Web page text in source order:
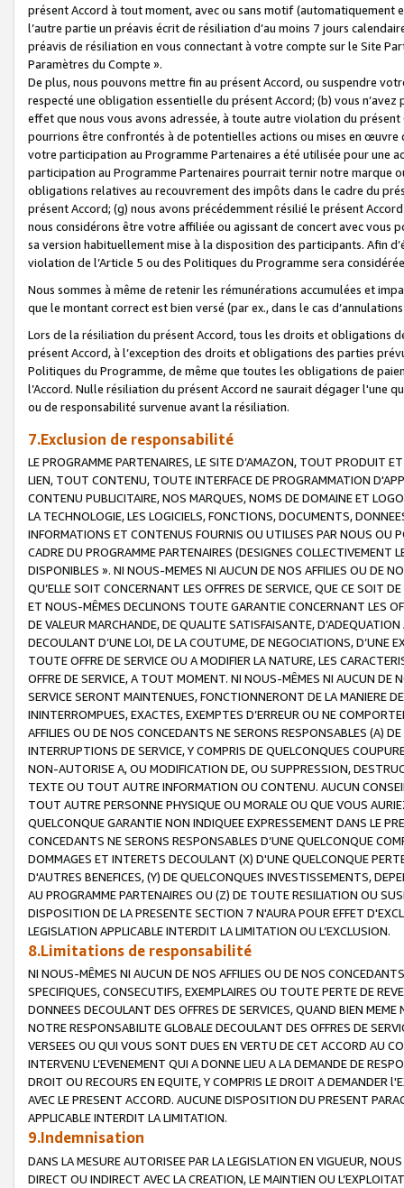
présent Accord à tout moment, avec ou sans motif (automatiquement
l’autre partie un préavis écrit de résiliation d’au moins 7 jours
préavis de résiliation en vous connectant à votre compte sur le Site
Paramètres du Compte ».
De plus, nous pouvons mettre fin au présent Accord, ou suspendre
respecté une obligation essentielle du présent Accord; (b) vous
effet que nous vous avons adressée, à toute autre violation du
pourrions être confrontés à de potentielles actions ou mises en
votre participation au Programme Partenaires a été utilisée pour une
participation au Programme Partenaires pourrait ternir notre marque
obligations relatives au recouvrement des impôts dans le cadre du
présent Accord; (g) nous avons précédemment résilié le présent
nous considérons être votre affiliée ou agissant de concert avec vous
sa version habituellement mise à la disposition des participants. Afin
violation de l’Article 5 ou des Politiques du Programme sera
Nous sommes à même de retenir les rémunérations accumulées et
que le montant correct est bien versé (par ex., dans le cas
Lors de la résiliation du présent Accord, tous les droits et obligations
présent Accord, à l’exception des droits et obligations des parties
Politiques du Programme, de même que toutes les obligations de
l’Accord. Nulle résiliation du présent Accord ne saurait dégager l'une
ou de responsabilité survenue avant la résiliation.
7.Exclusion de responsabilité
LE PROGRAMME PARTENAIRES, LE SITE D’AMAZON, TOUT PRODUIT
LIEN, TOUT CONTENU, TOUTE INTERFACE DE PROGRAMMATION
CONTENU PUBLICITAIRE, NOS MARQUES, NOMS DE DOMAINE ET
LA TECHNOLOGIE, LES LOGICIELS, FONCTIONS, DOCUMENTS,
INFORMATIONS ET CONTENUS FOURNIS OU UTILISES PAR NOUS OU
CADRE DU PROGRAMME PARTENAIRES (DESIGNES COLLECTIVEMENT
DISPONIBLES ». NI NOUS-MEMES NI AUCUN DE NOS AFFILIES OU DE
QU’ELLE SOIT CONCERNANT LES OFFRES DE SERVICE, QUE CE SOIT
ET NOUS-MÊMES DECLINONS TOUTE GARANTIE CONCERNANT LES
DE VALEUR MARCHANDE, DE QUALITE SATISFAISANTE,
DECOULANT D’UNE LOI, DE LA COUTUME, DE NEGOCIATIONS, D’UNE
TOUTE OFFRE DE SERVICE OU A MODIFIER LA NATURE, LES
OFFRE DE SERVICE, A TOUT MOMENT. NI NOUS-MÊMES NI AUCUN DE
SERVICE SERONT MAINTENUES, FONCTIONNERONT DE LA MANIERE
ININTERROMPUES, EXACTES, EXEMPTES D’ERREUR OU NE
AFFILIES OU DE NOS CONCEDANTS NE SERONS RESPONSABLES (A)
INTERRUPTIONS DE SERVICE, Y COMPRIS DE QUELCONQUES
NON-AUTORISE A, OU MODIFICATION DE, OU SUPPRESSION,
TEXTE OU TOUT AUTRE INFORMATION OU CONTENU. AUCUN
TOUT AUTRE PERSONNE PHYSIQUE OU MORALE OU QUE VOUS
QUELCONQUE GARANTIE NON INDIQUEE EXPRESSEMENT DANS LE
CONCEDANTS NE SERONS RESPONSABLES D’UNE QUELCONQUE
DOMMAGES ET INTERETS DECOULANT (X) D'UNE QUELCONQUE
D'AUTRES BENEFICES, (Y) DE QUELCONQUES INVESTISSEMENTS,
AU PROGRAMME PARTENAIRES OU (Z) DE TOUTE RESILIATION OU
DISPOSITION DE LA PRESENTE SECTION 7 N'AURA POUR EFFET
LEGISLATION APPLICABLE INTERDIT LA LIMITATION OU L’EXCLUSION.
8.Limitations de responsabilité
NI NOUS-MÊMES NI AUCUN DE NOS AFFILIES OU DE NOS
SPECIFIQUES, CONSECUTIFS, EXEMPLAIRES OU TOUTE PERTE DE
DONNEES DECOULANT DES OFFRES DE SERVICES, QUAND BIEN
NOTRE RESPONSABILITE GLOBALE DECOULANT DES OFFRES DE
VERSEES OU QUI VOUS SONT DUES EN VERTU DE CET ACCORD AU
INTERVENU L’EVENEMENT QUI A DONNE LIEU A LA DEMANDE DE
DROIT OU RECOURS EN EQUITE, Y COMPRIS LE DROIT A DEMANDER
AVEC LE PRESENT ACCORD. AUCUNE DISPOSITION DU PRESENT
APPLICABLE INTERDIT LA LIMITATION.
9.Indemnisation
DANS LA MESURE AUTORISEE PAR LA LEGISLATION EN VIGUEUR,
DIRECT OU INDIRECT AVEC LA CREATION, LE MAINTIEN OU